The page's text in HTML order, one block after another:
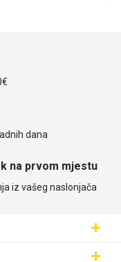
dana
na prvom mjestu
iz vašeg naslonjača